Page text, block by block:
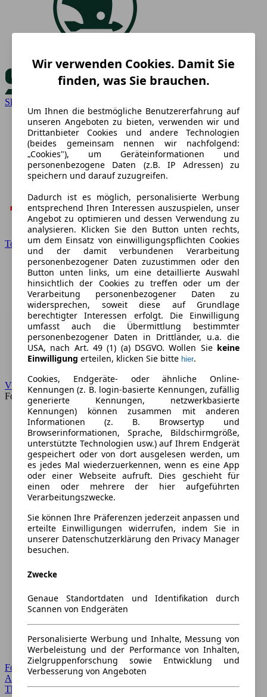
Skoda
Toyota
VW
Forum
Forum Startseite
Alle Auto-Foren
Themen-Forum
Wir verwenden Cookies. Damit Sie
finden, was Sie brauchen.
Um Ihnen die bestmögliche Benutzererfahrung auf
unseren Angeboten zu bieten, verwenden wir und
Drittanbieter Cookies und andere Technologien
(beides gemeinsam nennen wir nachfolgend:
„Cookies"), um Geräteinformationen und
personenbezogene Daten (z.B. IP Adressen) zu
speichern und darauf zuzugreifen.
Dadurch ist es möglich, personalisierte Werbung
entsprechend Ihren Interessen auszuspielen, unser
Angebot zu optimieren und dessen Verwendung zu
analysieren. Klicken Sie den Button unten rechts,
um dem Einsatz von einwilligungspflichten Cookies
und der damit verbundenen Verarbeitung
personenbezogener Daten zuzustimmen oder den
Button unten links, um eine detaillierte Auswahl
hinsichtlich der Cookies zu treffen oder um der
Verarbeitung personenbezogener Daten zu
widersprechen, soweit diese auf Grundlage
berechtigter Interessen erfolgt. Die Einwilligung
umfasst auch die Übermittlung bestimmter
personenbezogener Daten in Drittländer, u.a. die
USA, nach Art. 49 (1) (a) DSGVO. Wollen Sie keine
Einwilligung erteilen, klicken Sie bitte hier.
Cookies, Endgeräte- oder ähnliche Online-
Kennungen (z. B. login-basierte Kennungen, zufällig
generierte Kennungen, netzwerkbasierte
Kennungen) können zusammen mit anderen
Informationen (z. B. Browsertyp und
Browserinformationen, Sprache, Bildschirmgröße,
unterstützte Technologien usw.) auf Ihrem Endgerät
gespeichert oder von dort ausgelesen werden, um
es jedes Mal wiederzuerkennen, wenn es eine App
oder einer Webseite aufruft. Dies geschieht für
einen oder mehrere der hier aufgeführten
Verarbeitungszwecke.
Sie können Ihre Präferenzen jederzeit anpassen und
erteilte Einwilligungen widerrufen, indem Sie in
unserer Datenschutzerklärung den Privacy Manager
besuchen.
Zwecke
Genaue Standortdaten und Identifikation durch
Scannen von Endgeräten
Personalisierte Werbung und Inhalte, Messung von
Werbeleistung und der Performance von Inhalten,
Zielgruppenforschung sowie Entwicklung und
Verbesserung von Angeboten